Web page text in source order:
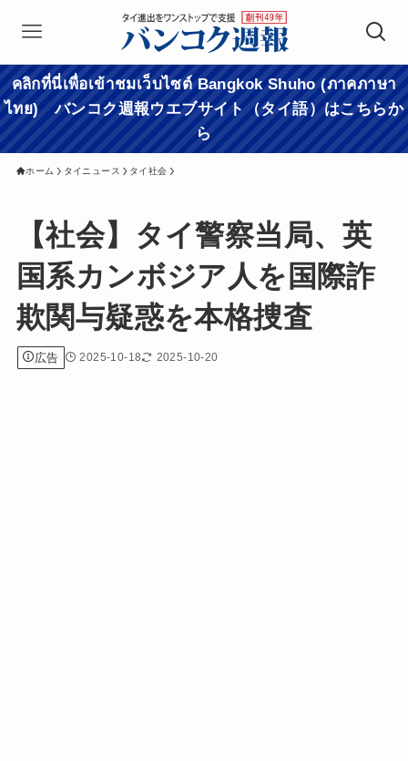
คลิกที่นี่เพื่อเข้าชมเว็บไซต์ Bangkok Shuho (ภาคภาษา
ไทย) バンコク週報ウエブサイト（タイ語）はこちらか
ら
ホーム タイニュース タイ社会
【社会】タイ警察当局、英
国系カンボジア人を国際詐
欺関与疑惑を本格捜査
広告 2025-10-18 2025-10-20